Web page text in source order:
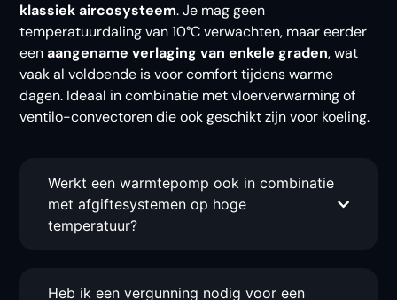
klassiek aircosysteem. Je mag geen
temperatuurdaling van 10°C verwachten, maar eerder
eenaangename verlaging van enkele graden, wat
vaak al voldoende is voor comfort tijdens warme
dagen. Ideaal in combinatie met vloerverwarming of
ventilo-convectoren die ook geschikt zijn voor koeling.
Werkt een warmtepomp ook in combinatie
met afgiftesystemen op hoge
temperatuur?
Heb ik een vergunning nodig voor een